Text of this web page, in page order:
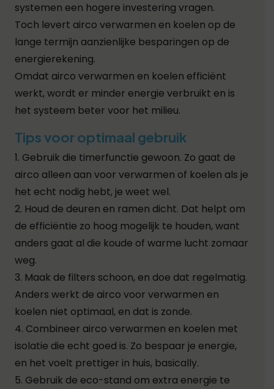
systemen een hogere investering vragen.
Toch levert airco verwarmen en koelen op de
lange termijn aanzienlijke besparingen op de
energierekening.
Omdat airco verwarmen en koelen efficiënt
werkt, wordt er minder energie verbruikt en is
het systeem beter voor het milieu.
Tips voor optimaal gebruik
1. Gebruik die timerfunctie gewoon. Zo gaat de
airco alleen aan voor verwarmen of koelen als je
het echt nodig hebt, je weet wel.
2. Houd de deuren en ramen dicht. Dat helpt om
de efficiëntie zo hoog mogelijk te houden, want
anders gaat al die koude of warme lucht zomaar
weg.
3. Maak de filters schoon, en doe dat regelmatig.
Anders werkt de airco voor verwarmen en
koelen niet optimaal, en dat is zonde.
4. Combineer airco verwarmen en koelen met
isolatie die echt goed is. Zo bespaar je energie,
en het voelt prettiger in huis, basically.
5. Gebruik de eco-stand om extra energie te